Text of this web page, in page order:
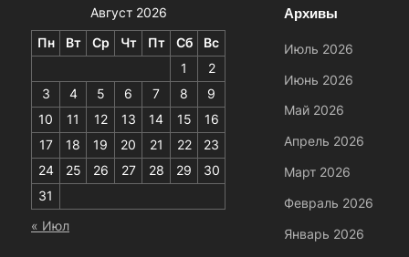
Август 2026
Пн Вт Ср Чт Пт Сб
Вс
1
2
3
4 5 6 7 8
9
10
11 12 13 14 15
16
17
18 19 20 21 22
23
24
25 26 27 28 29
30
31
« Июл
Архивы
Июль 2026
Июнь 2026
Май 2026
Апрель 2026
Март 2026
Февраль 2026
Январь 2026